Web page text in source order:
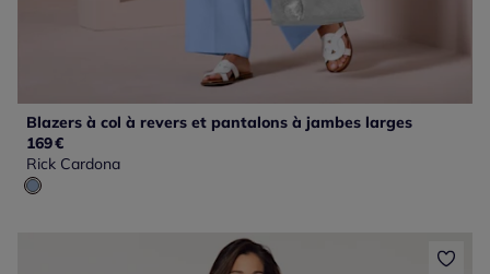
Blazers à col à revers et pantalons à jambes larges
169€
Rick Cardona